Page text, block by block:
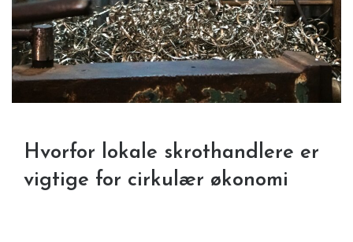
Hvorfor lokale skrothandlere er
vigtige for cirkulær økonomi